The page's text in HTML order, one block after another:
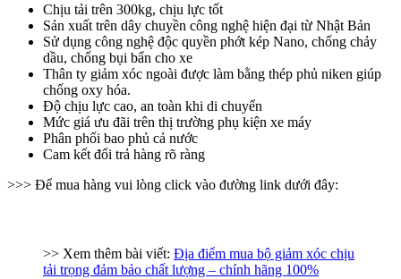
Chịu tải trên 300kg, chịu lực tốt
Sản xuất trên dây chuyền công nghệ hiện đại từ Nhật Bản
Sử dụng công nghệ độc quyền phớt kép Nano, chống chảy
dầu, chống bụi bẩn cho xe
Thân ty giảm xóc ngoài được làm bằng thép phủ niken giúp
chống oxy hóa.
Độ chịu lực cao, an toàn khi di chuyển
Mức giá ưu đãi trên thị trường phụ kiện xe máy
Phân phối bao phủ cả nước
Cam kết đổi trả hàng rõ ràng
>>> Để mua hàng vui lòng click vào đường link dưới đây:
>> Xem thêm bài viết: Địa điểm mua bộ giảm xóc chịu
tải trọng đảm bảo chất lượng – chính hãng 100%